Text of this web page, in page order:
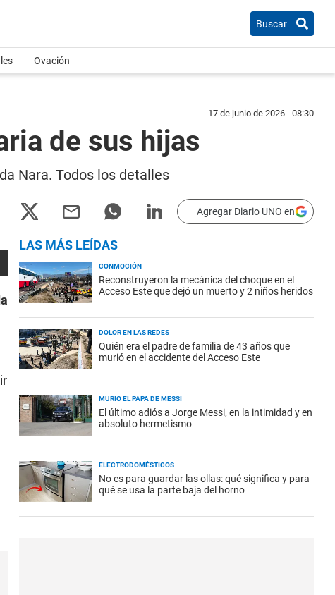
Buscar
Ovación
17 de junio de 2026 - 08:30
de sus hijas
Nara. Todos los detalles
Agregar Diario UNO en
LAS MÁS LEÍDAS
CONMOCIÓN
Reconstruyeron la mecánica del choque en el
Acceso Este que dejó un muerto y 2 niños heridos
DOLOR EN LAS REDES
Quién era el padre de familia de 43 años que
murió en el accidente del Acceso Este
MURIÓ EL PAPÁ DE MESSI
El último adiós a Jorge Messi, en la intimidad y en
absoluto hermetismo
ELECTRODOMÉSTICOS
No es para guardar las ollas: qué significa y para
qué se usa la parte baja del horno